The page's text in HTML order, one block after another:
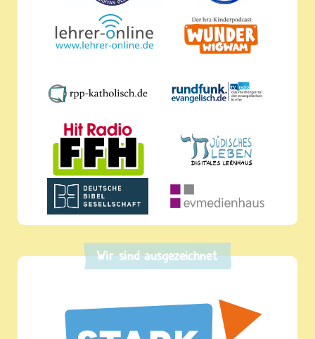
Wir sind ausgezeichnet